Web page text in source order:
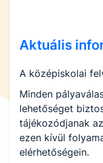
Aktuális
A középiskolai
Minden
lehetőséget
tájékozódjanak
ezen kívül
elérhetőségein.